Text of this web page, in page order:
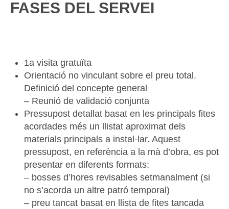
FASES DEL SERVEI
1a visita gratuïta
Orientació no vinculant sobre el preu total.
Definició del concepte general
– Reunió de validació conjunta
Pressupost detallat basat en les principals fites
acordades més un llistat aproximat dels
materials principals a instal·lar. Aquest
pressupost, en referència a la mà d’obra, es pot
presentar en diferents formats:
– bosses d’hores revisables setmanalment (si
no s’acorda un altre patró temporal)
– preu tancat basat en llista de fites tancada